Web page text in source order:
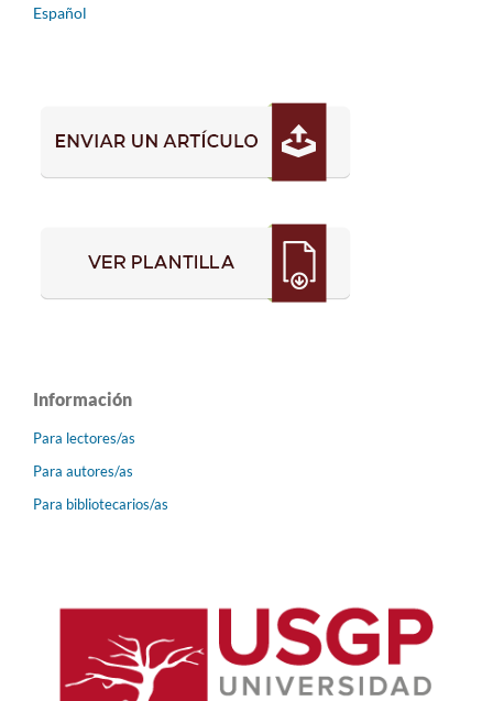
Español
Información
Para lectores/as
Para autores/as
Para bibliotecarios/as